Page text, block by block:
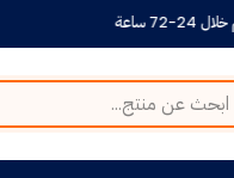
أكثر من